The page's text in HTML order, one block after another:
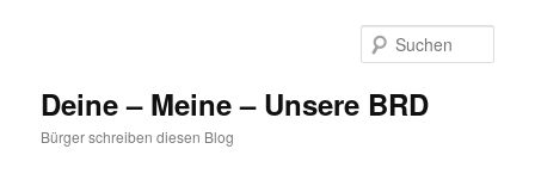
Deine – Meine – Unsere BRD
Bürger schreiben diesen Blog